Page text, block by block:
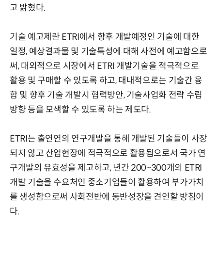
고 밝혔다.
기술 예고제란 ETRI에서 향후 개발예정인 기술에 대한
일정, 예상결과물 및 기술특성에 대해 사전에 예고함으로
써, 대외적으로 시장에서 ETRI 개발기술을 적극적으로
활용 및 구매할 수 있도록 하고, 대내적으로는 기술간 융
합 및 향후 기술 개발시 협력방안, 기술사업화 전략 수립
방향 등을 모색할 수 있도록 하는 제도다.
ETRI는 출연연의 연구개발을 통해 개발된 기술들이 사장
되지 않고 산업현장에 적극적으로 활용됨으로서 국가 연
구개발의 유효성을 제고하고, 년간 200~300개의 ETRI
개발 기술을 수요처인 중소기업들이 활용하여 부가가치
를 생성함으로써 사회전반에 동반성장을 견인할 방침이
다.